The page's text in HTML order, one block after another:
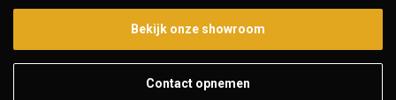
Bekijk onze showroom
Contact opnemen